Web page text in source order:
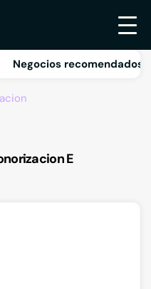
Negocios recomendados
E